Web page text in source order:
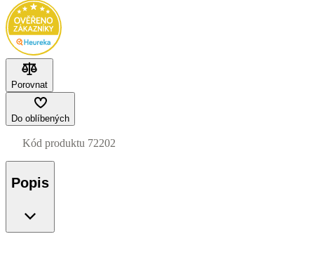
Porovnat
Do oblíbených
Kód produktu 72202
Popis